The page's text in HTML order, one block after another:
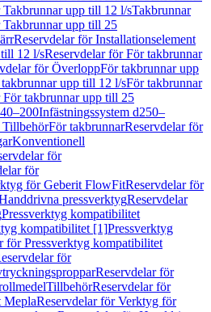
Takbrunnar upp till 12 l/sTakbrunnar
Takbrunnar upp till 25
Reservdelar för Installationselement
12 l/sReservdelar för För takbrunnar
för ÖverloppFör takbrunnar upp
upp till 12 l/sFör takbrunnar
För takbrunnar upp till 25
Infästningssystem d250–
TillbehörFör takbrunnarReservdelar för
Konventionell
för
för
för Geberit FlowFitReservdelar för
pressverktygReservdelar
Pressverktyg kompatibilitet
kompatibilitet [1]Pressverktyg
för Pressverktyg kompatibilitet
för
Reservdelar för
TillbehörReservdelar för
MeplaReservdelar för Verktyg för